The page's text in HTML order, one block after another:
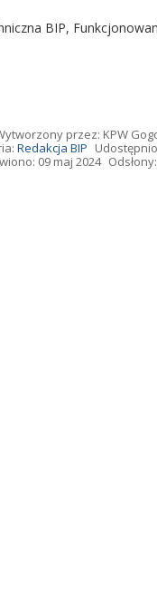
BIP,
przez: KPW
Redakcja BIP
09 maj 2024